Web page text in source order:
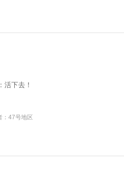
活下去！
：47号地区